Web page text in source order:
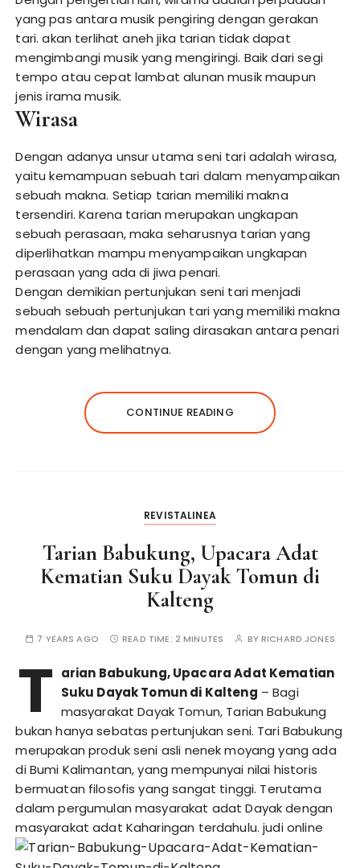
yang pas antara musik pengiring dengan gerakan
tari. akan terlihat aneh jika tarian tidak dapat
mengimbangi musik yang mengiringi. Baik dari segi
tempo atau cepat lambat alunan musik maupun
jenis irama musik.
Wirasa
Dengan adanya unsur utama seni tari adalah wirasa,
yaitu kemampuan sebuah tari dalam menyampaikan
sebuah makna. Setiap tarian memiliki makna
tersendiri. Karena tarian merupakan ungkapan
sebuah perasaan, maka seharusnya tarian yang
diperlihatkan mampu menyampaikan ungkapan
perasaan yang ada di jiwa penari.
Dengan demikian pertunjukan seni tari menjadi
sebuah sebuah pertunjukan tari yang memiliki makna
mendalam dan dapat saling dirasakan antara penari
dengan yang melihatnya.
CONTINUE READING
REVISTALINEA
Tarian Babukung, Upacara Adat
Kematian Suku Dayak Tomun di
Kalteng
7 YEARS AGO READ TIME: 2 MINUTES BYRICHARD JONES
T arian Babukung, Upacara Adat Kematian
Suku Dayak Tomun di Kalteng – Bagi
masyarakat Dayak Tomun, Tarian Babukung
bukan hanya sebatas pertunjukan seni. Tari Babukung
merupakan produk seni asli nenek moyang yang ada
di Bumi Kalimantan, yang mempunyai nilai historis
bermuatan filosofis yang sangat tinggi. Terutama
dalam pergumulan masyarakat adat Dayak dengan
masyarakat adat Kaharingan terdahulu.judi online